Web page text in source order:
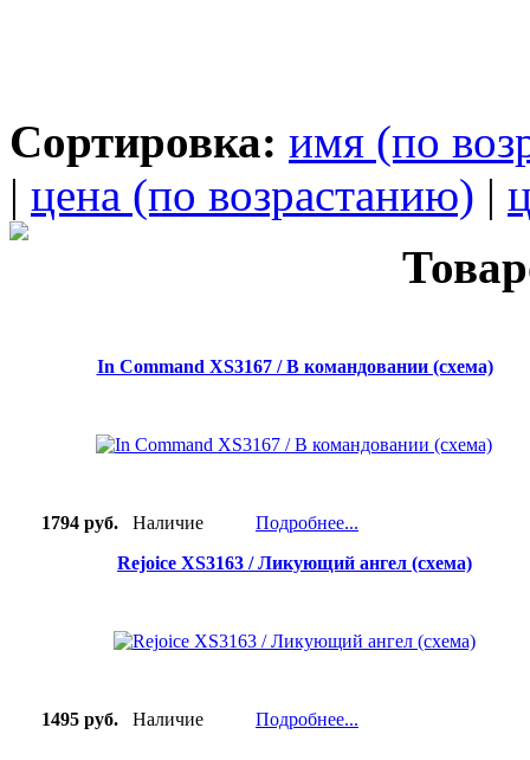
Сортировка: имя (по
| цена (по возрастанию) |
In Command XS3167 / В командовании (схема)
1794 руб. Наличие
Подробнее...
Rejoice XS3163 / Ликующий ангел (схема)
1495 руб. Наличие Подробнее...